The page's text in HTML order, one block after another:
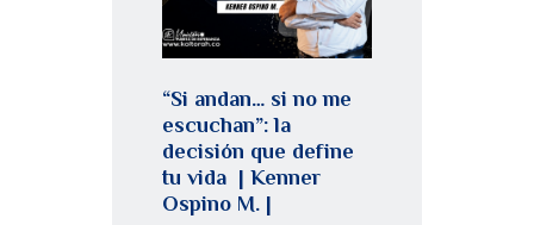
“Si andan… si no me
escuchan”: la
decisión que define
tu vida | Kenner
Ospino M. |